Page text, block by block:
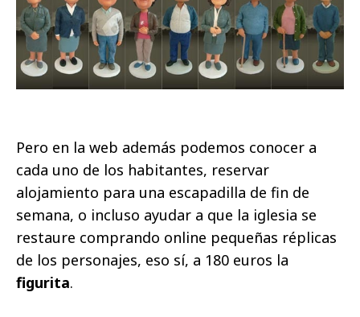
Pero en la web además podemos conocer a
cada uno de los habitantes, reservar
alojamiento para una escapadilla de fin de
semana, o incluso ayudar a que la iglesia se
restaure comprando online pequeñas réplicas
de los personajes, eso sí, a 180 euros la
figurita.